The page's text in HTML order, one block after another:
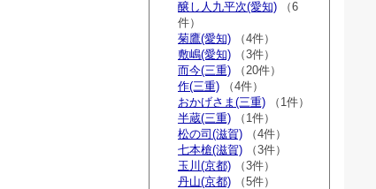
醸し人九平次(愛知) （6
件）
菊鷹(愛知) （4件）
敷嶋(愛知) （3件）
而今(三重) （20件）
作(三重) （4件）
おかげさま(三重) （1件）
半蔵(三重) （1件）
松の司(滋賀) （4件）
七本槍(滋賀) （3件）
玉川(京都) （3件）
丹山(京都) （5件）